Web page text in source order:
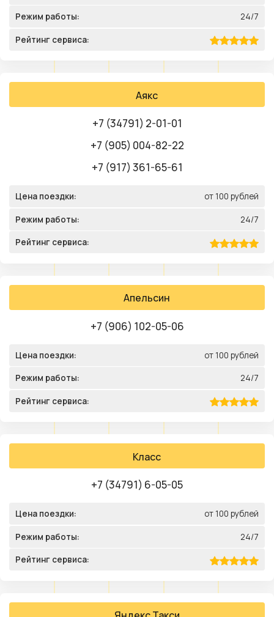
Режим работы: 24/7
Рейтинг сервиса:
Аякс
+7 (34791) 2-01-01
+7 (905) 004-82-22
+7 (917) 361-65-61
Цена поездки: от 100 рублей
Режим работы: 24/7
Рейтинг сервиса:
Апельсин
+7 (906) 102-05-06
Цена поездки: от 100 рублей
Режим работы: 24/7
Рейтинг сервиса:
Класс
+7 (34791) 6-05-05
Цена поездки: от 100 рублей
Режим работы: 24/7
Рейтинг сервиса: